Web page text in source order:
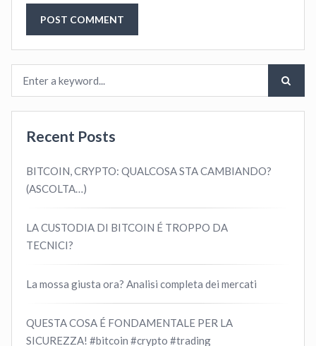
Recent Posts
BITCOIN, CRYPTO: QUALCOSA STA CAMBIANDO?
(ASCOLTA…)
LA CUSTODIA DI BITCOIN É TROPPO DA
TECNICI?
La mossa giusta ora? Analisi completa dei mercati
QUESTA COSA É FONDAMENTALE PER LA
SICUREZZA! #bitcoin #crypto #trading